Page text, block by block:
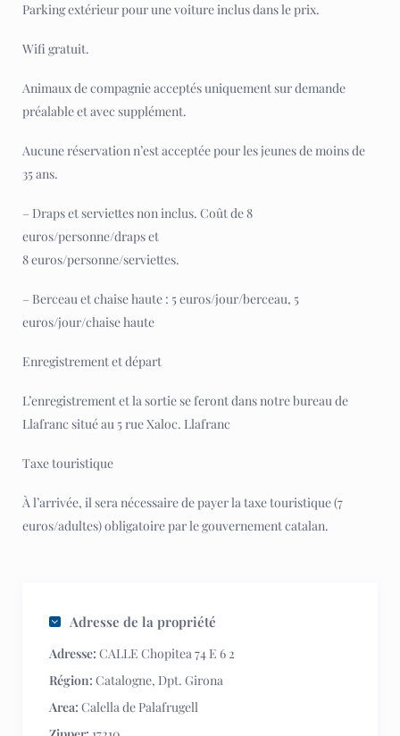
Parking extérieur pour une voiture inclus dans le prix.
Wifi gratuit.
Animaux de compagnie acceptés uniquement sur demande
préalable et avec supplément.
Aucune réservation n’est acceptée pour les jeunes de moins de
35 ans.
– Draps et serviettes non inclus. Coût de 8
euros/personne/draps et
8 euros/personne/serviettes.
– Berceau et chaise haute : 5 euros/jour/berceau, 5
euros/jour/chaise haute
Enregistrement et départ
L’enregistrement et la sortie se feront dans notre bureau de
Llafranc situé au 5 rue Xaloc. Llafranc
Taxe touristique
À l’arrivée, il sera nécessaire de payer la taxe touristique (7
euros/adultes) obligatoire par le gouvernement catalan.
Adresse de la propriété
Adresse: CALLE Chopitea 74 E 6 2
Région: Catalogne, Dpt. Girona
Area: Calella de Palafrugell